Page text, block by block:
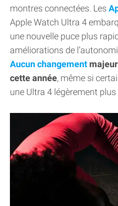
montres connectées. Les
Apple Watch Ultra 4
une nouvelle puce plus
améliorations de
Aucun changement
cette année, même si
une Ultra 4 légèrement plus